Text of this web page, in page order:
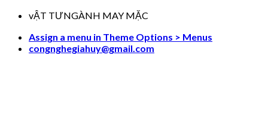
Skip
content
vẬT TƯNGÀNH MAY MẶC
Assign a menu in Theme Options > Menus
congnghegiahuy@gmail.com